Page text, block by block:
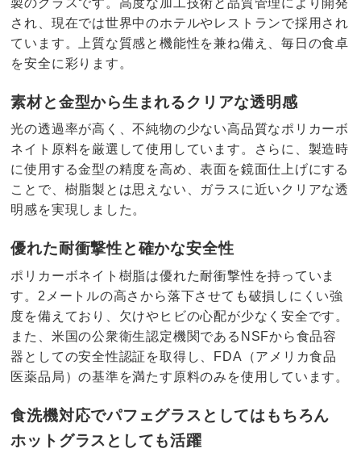
され、現在では世界中のホテルやレストランで採用され
ています。上質な質感と機能性を兼ね備え、毎日の食卓
を安全に彩ります。
素材と金型から生まれるクリアな透明感
光の透過率が高く、不純物の少ない高品質なポリカーボ
ネイト原料を厳選して使用しています。さらに、製造時
に使用する金型の精度を高め、表面を鏡面仕上げにする
ことで、樹脂製とは思えない、ガラスに近いクリアな透
明感を実現しました。
優れた耐衝撃性と確かな安全性
ポリカーボネイト樹脂は優れた耐衝撃性を持っていま
す。2メートルの高さから落下させても破損しにくい強
度を備えており、欠けやヒビの心配が少なく安全です。
また、米国の公衆衛生認定機関であるNSFから食品容
器としての安全性認証を取得し、FDA（アメリカ食品
医薬品局）の基準を満たす原料のみを使用しています。
食洗機対応でパフェグラスとしてはもちろん
ホットグラスとしても活躍